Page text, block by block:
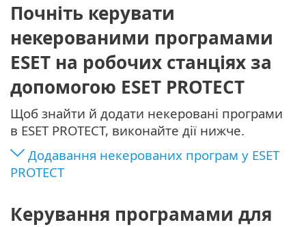
Почніть керувати
некерованими програмами
ESET на робочих станціях за
допомогою ESET PROTECT
Щоб знайти й додати некеровані програми
в ESET PROTECT, виконайте дії нижче.
Додавання некерованих програм у ESET
PROTECT
Керування програмами для